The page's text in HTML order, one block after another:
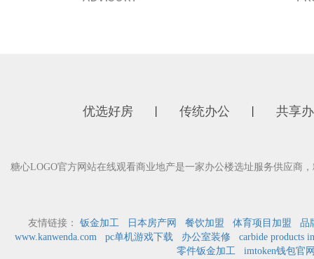
优选好房 传统办公 共享
糖心LOGO官方网站在线观看商业地产是一家办公楼选址服务供应商
友情链接： 钣金加工 日本房产网 餐饮加盟 体育项目加盟
品
www.kanwenda.com
pc单机游戏下载 办公室装修
carbide products
零件钣金加工
imtoken钱包官